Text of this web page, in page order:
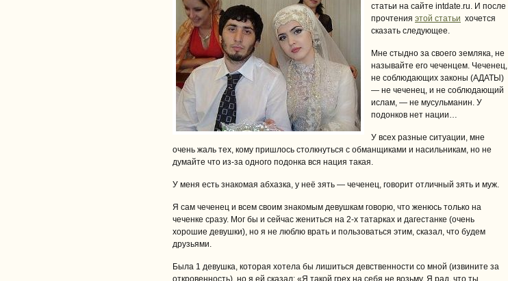
статьи на сайте intdate.ru. И после
прочтения этой статьи хочется
сказать следующее.
Мне стыдно за своего земляка, не
называйте его чеченцем. Чеченец,
не соблюдающих законы (АДАТЫ)
— не чеченец, и не соблюдающий
ислам, — не мусульманин. У
подонков нет нации…
У всех разные ситуации, мне
очень жаль тех, кому пришлось столкнуться с обманщиками и насильникам, но не
думайте что из-за одного подонка вся нация такая.
У меня есть знакомая абхазка, у неё зять — чеченец, говорит отличный зять и муж.
Я сам чеченец и всем своим знакомым девушкам говорю, что женюсь только на
чеченке сразу. Мог бы и сейчас жениться на 2-х татарках и дагестанке (очень
хорошие девушки), но я не люблю врать и пользоваться этим, сказал, что будем
друзьями.
Была 1 девушка, которая хотела бы лишиться девственности со мной (извините за
откровенность), но я ей сказал: «Я такой грех на себя не возьму. Я рад, что ты